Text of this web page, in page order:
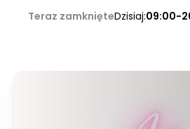
Teraz zamknięteDzisiaj:09:00-